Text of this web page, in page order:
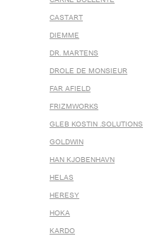
CASTART
DIEMME
DR. MARTENS
DROLE DE MONSIEUR
FAR AFIELD
FRIZMWORKS
GLEB KOSTIN .SOLUTIONS
GOLDWIN
HAN KJOBENHAVN
HELAS
HERESY
HOKA
KARDO